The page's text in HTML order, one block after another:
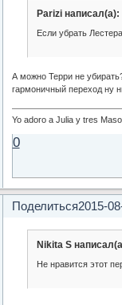
Parizi написал(а):
Если убрать
А можно Терри не
гармоничный переход ну
Yo adoro a Julia y tres
0
Поделиться2015-
Nikita S
Не нравится этот